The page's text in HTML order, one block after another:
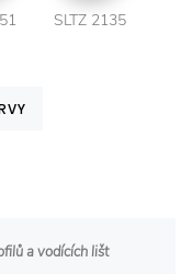
SLTZ 2135
a vodících lišt